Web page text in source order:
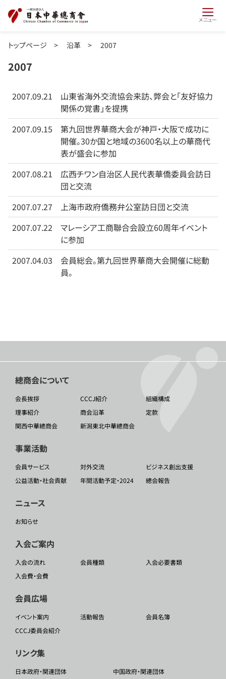
メニュー
トップページ > 沿革 > 2007
2007
2007.09.21
山東省海外交流協会来訪、弊会と「友好協力
関係の覚書」を提携
2007.09.15
第九回世界華商大会が神戸・大阪で成功に
開催。30か国と地域の3600名以上の華商代
表が盛会に参加
2007.08.21
広西チワン自治区人民代表華僑委員会訪日
団と交流
2007.07.27
上海市政府僑務弁公室訪日団と交流
2007.07.22
マレーシア工商聯合会設立60周年イベント
に参加
2007.04.03
会員総会。第九回世界華商大会開催に総動
員。
總商会について
会長挨拶 CCCJ紹介
組織構成
理事紹介
商会沿革
定款
関西中華總商会
新潟東北中華總商会
事業活動
会員サービス 対外交流
ビジネス創出支援
公益活動・社会貢献
年間活動予定・2024 總会報告
ニュース
お知らせ
入会ご案内
入会の流れ 会員種類
入会必要書類
入会費・会費
会員広場
イベント案内 活動報告
会員名簿
CCCJ委員会紹介
リンク集
日本政府・関連団体 中国政府・関連団体